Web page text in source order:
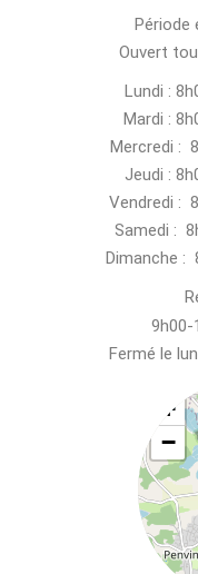
Période
Ouvert
Lundi :
Mardi :
Mercredi :
Jeudi :
Vendredi :
Samedi :
Dimanche :
9h00-
Fermé le
+
−